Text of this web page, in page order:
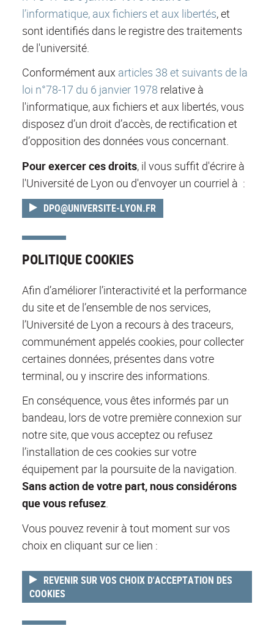
l’informatique, aux fichiers et aux libertés, et
sont identifiés dans le registre des traitements
de l'université.
Conformément aux articles 38 et suivants de la
loi n°78-17 du 6 janvier 1978 relative à
l'informatique, aux fichiers et aux libertés, vous
disposez d’un droit d’accès, de rectification et
d’opposition des données vous concernant.
Pour exercer ces droits, il vous suffit d'écrire à
l'Université de Lyon ou d'envoyer un courriel à :
DPO@UNIVERSITE-LYON.FR
POLITIQUE COOKIES
Afin d’améliorer l’interactivité et la performance
du site et de l’ensemble de nos services,
l’Université de Lyon a recours à des traceurs,
communément appelés cookies, pour collecter
certaines données, présentes dans votre
terminal, ou y inscrire des informations.
En conséquence, vous êtes informés par un
bandeau, lors de votre première connexion sur
notre site, que vous acceptez ou refusez
l’installation de ces cookies sur votre
équipement par la poursuite de la navigation.
Sans action de votre part, nous considérons
que vous refusez.
Vous pouvez revenir à tout moment sur vos
choix en cliquant sur ce lien :
REVENIR SUR VOS CHOIX D'ACCEPTATION DES
COOKIES